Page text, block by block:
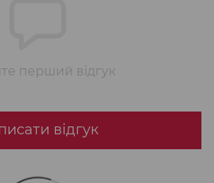
перший відгук
відгук